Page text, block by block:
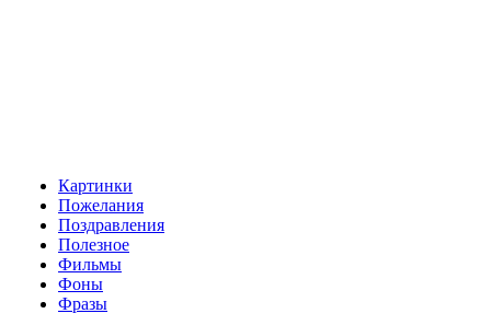
Картинки
Пожелания
Поздравления
Полезное
Фильмы
Фоны
Фразы